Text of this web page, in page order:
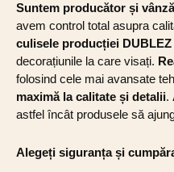
Suntem producător și
avem control total asupra
culisele producției DUBLEZ
decorațiunile la care visați.
folosind cele mai avansate
maximă la calitate și detalii.
astfel încât produsele să
Alegeți siguranța și